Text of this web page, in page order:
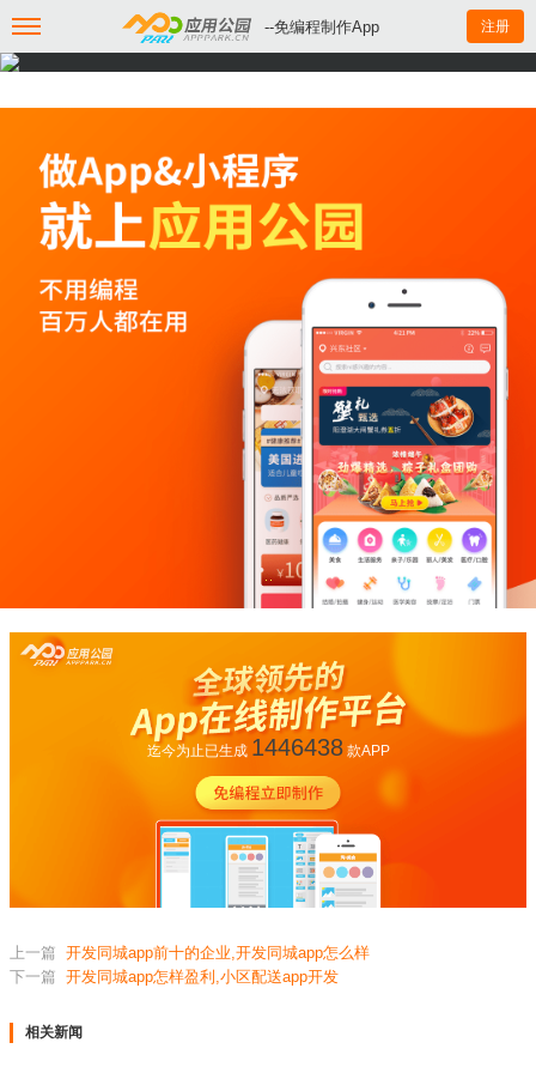
--免编程制作App 注册
迄今为止已生成 1446438款APP
上一篇 开发同城app前十的企业,开发同城app怎么样
下一篇 开发同城app怎样盈利,小区配送app开发
相关新闻